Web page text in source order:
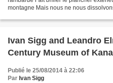
montagne Mais nous ne nous
Ivan Sigg and Leandro
Century Museum of
Publié le 25/08/2014 à 22:06
Par Ivan Sigg